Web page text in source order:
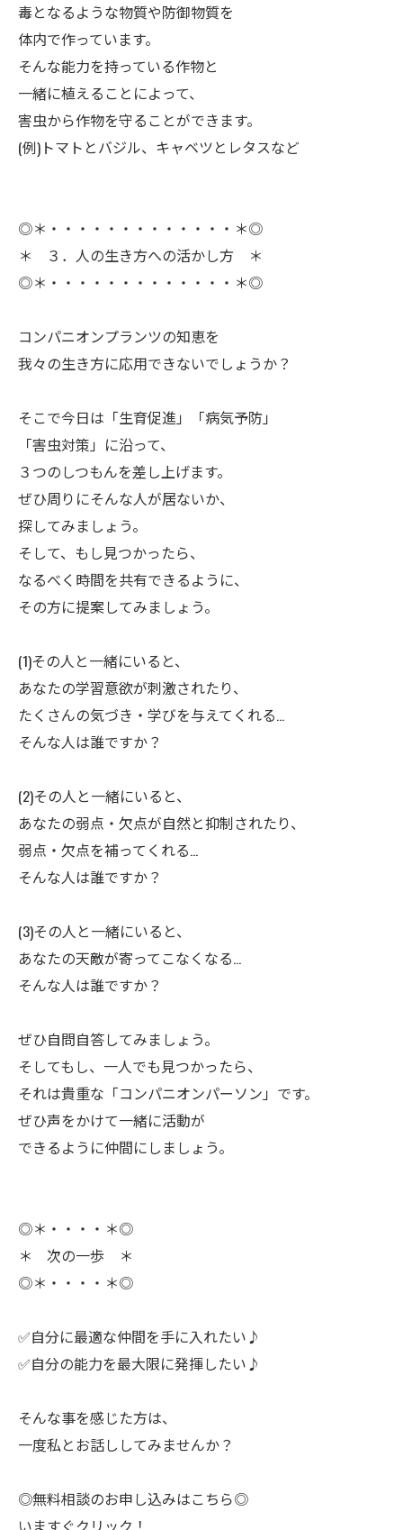
毒となるような物質や防御物質を
体内で作っています。
そんな能力を持っている作物と
一緒に植えることによって、
害虫から作物を守ることができます。
(例)トマトとバジル、キャベツとレタスなど
◎＊・・・・・・・・・・・・・＊◎
＊ ３．人の生き方への活かし方 ＊
◎＊・・・・・・・・・・・・・＊◎
ㅤコンパニオンプランツの知恵を
我々の生き方に応用できないでしょうか？
ㅤそこで今日は「生育促進」「病気予防」
「害虫対策」に沿って、
３つのしつもんを差し上げます。
ぜひ周りにそんな人が居ないか、
探してみましょう。
そして、もし見つかったら、
なるべく時間を共有できるように、
その方に提案してみましょう。
(1)その人と一緒にいると、
あなたの学習意欲が刺激されたり、
たくさんの気づき・学びを与えてくれる…
そんな人は誰ですか？
(2)その人と一緒にいると、
あなたの弱点・欠点が自然と抑制されたり、
弱点・欠点を補ってくれる…
そんな人は誰ですか？
(3)その人と一緒にいると、
あなたの天敵が寄ってこなくなる…
そんな人は誰ですか？
ㅤぜひ自問自答してみましょう。
そしてもし、一人でも見つかったら、
それは貴重な「コンパニオンパーソン」です。
ぜひ声をかけて一緒に活動が
できるように仲間にしましょう。
◎＊・・・・＊◎
＊ 次の一歩 ＊
◎＊・・・・＊◎
✅自分に最適な仲間を手に入れたい♪
✅自分の能力を最大限に発揮したい♪
ㅤそんな事を感じた方は、
一度私とお話ししてみませんか？
◎無料相談のお申し込みはこちら◎
いますぐクリック！